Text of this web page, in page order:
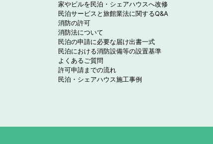
家やビルを民泊・シェアハウスへ改修
民泊サービスと旅館業法に関するQ&A
消防の許可
消防法について
民泊の申請に必要な届け出書一式
民泊における消防設備等の設置基準
よくあるご質問
許可申請までの流れ
民泊・シェアハウス施工事例